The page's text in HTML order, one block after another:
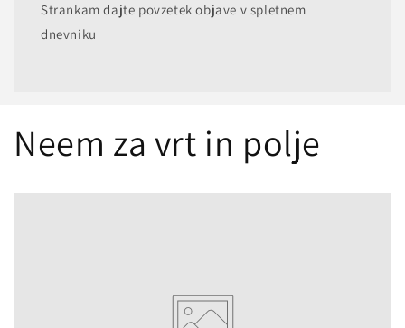
Strankam dajte povzetek objave v spletnem
dnevniku
Neem za vrt in polje